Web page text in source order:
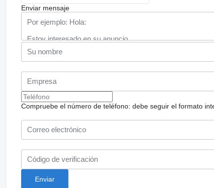
Enviar mensaje
Compruebe el número de teléfono: debe seguir el formato